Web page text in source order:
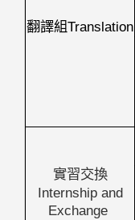
翻譯組Translation
實習交換
Internship and
Exchange